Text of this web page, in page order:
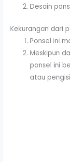
Desain
Kekurangan dari
Ponsel ini
Meskipun
ponsel ini
atau